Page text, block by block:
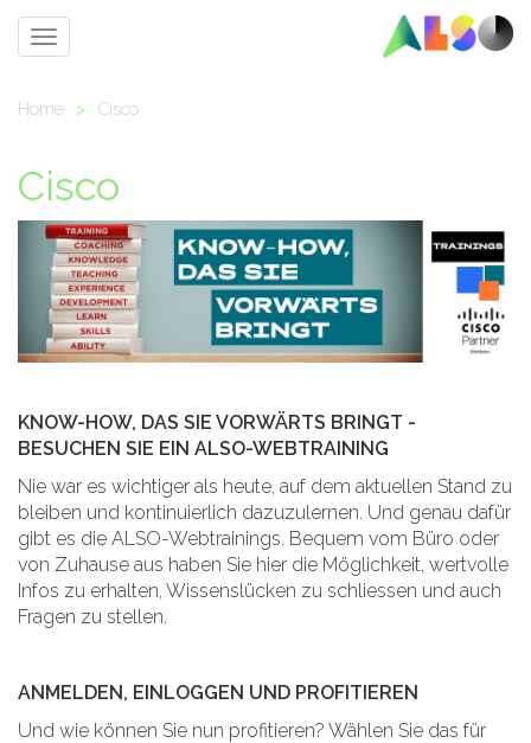
Toggle
Home > Cisco
Cisco
KNOW-HOW, DAS SIE VORWÄRTS BRINGT -
BESUCHEN SIE EIN ALSO-WEBTRAINING
Nie war es wichtiger als heute, auf dem aktuellen Stand zu
bleiben und kontinuierlich dazuzulernen. Und genau dafür
gibt es die ALSO-Webtrainings. Bequem vom Büro oder
von Zuhause aus haben Sie hier die Möglichkeit, wertvolle
Infos zu erhalten, Wissenslücken zu schliessen und auch
Fragen zu stellen.
ANMELDEN, EINLOGGEN UND PROFITIEREN
Und wie können Sie nun profitieren? Wählen Sie das für